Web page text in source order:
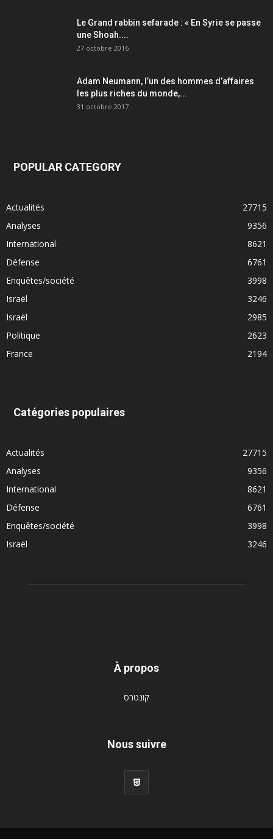
Le Grand rabbin sefarade : « En Syrie se passe
une Shoah....
27 octobre 2016
Adam Neumann, l’un des hommes d’affaires
les plus riches du monde,...
31 octobre 2017
POPULAR CATEGORY
Actualités
27715
Analyses
9356
International
8621
Défense
6761
Enquêtes/société
3998
Israël
3246
Israël
2985
Politique
2623
France
2194
Catégories populaires
Actualités
27715
Analyses
9356
International
8621
Défense
6761
Enquêtes/société
3998
Israël
3246
À propos
קונטרס
Nous suivre